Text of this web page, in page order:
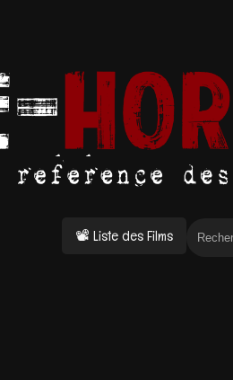
📽 Liste des Films